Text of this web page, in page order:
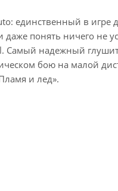
единственный в игре
даже понять ничего не
Самый надежный
бою на малой
и лед».